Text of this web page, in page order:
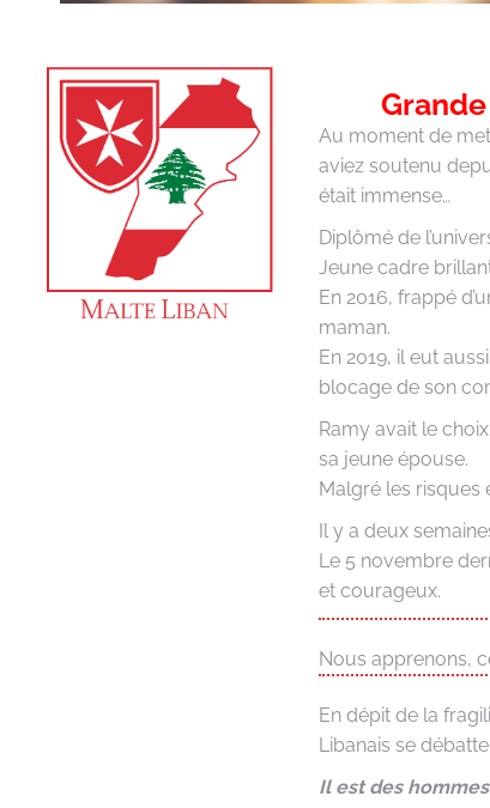
Au moment de
aviez soutenu
était immense…
Diplômé de
Jeune cadre
En 2016, frappé
maman.
En 2019, il eut
blocage de son
Ramy avait le
sa jeune épouse.
Malgré les risques
Il y a deux
Le 5 novembre
et courageux.
Nous apprenons,
En dépit de la
Libanais se
Il est des